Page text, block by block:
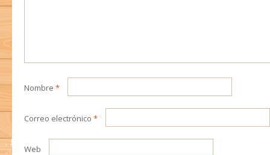
Nombre *
Correo electrónico *
Web